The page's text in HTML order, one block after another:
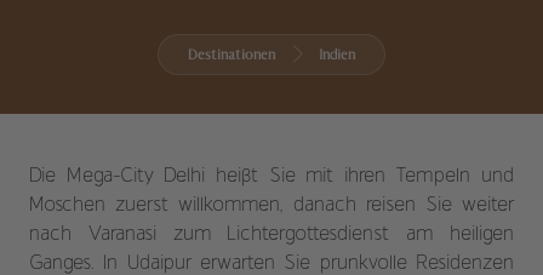
Destinationen Indien
Die Mega-City Delhi heißt Sie mit ihren Tempeln und
Moschen zuerst willkommen, danach reisen Sie weiter
nach Varanasi zum Lichtergottesdienst am heiligen
Ganges. In Udaipur erwarten Sie prunkvolle Residenzen